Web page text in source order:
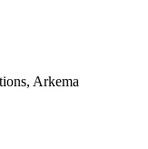
Arkema